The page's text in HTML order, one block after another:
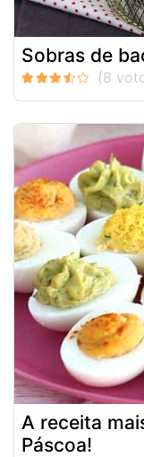
Sobras de
A receita
Páscoa!